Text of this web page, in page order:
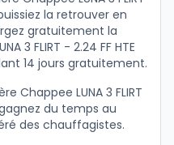
la retrouver en
gratuitement la
3 FLIRT - 2.24 FF HTE
14 jours gratuitement.
Chappee LUNA 3 FLIRT
du temps au
des chauffagistes.